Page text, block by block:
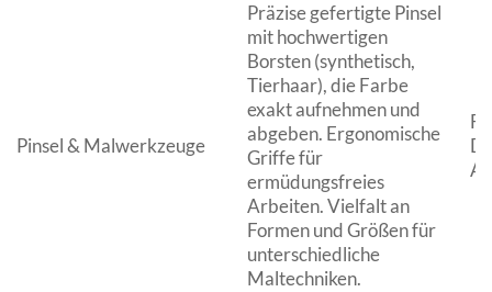
Pinsel & Malwerkzeuge
Präzise gefertigte Pinsel
mit hochwertigen
Borsten (synthetisch,
Tierhaar), die Farbe
exakt aufnehmen und
abgeben. Ergonomische
Griffe für
ermüdungsfreies
Arbeiten. Vielfalt an
Formen und Größen für
unterschiedliche
Maltechniken.